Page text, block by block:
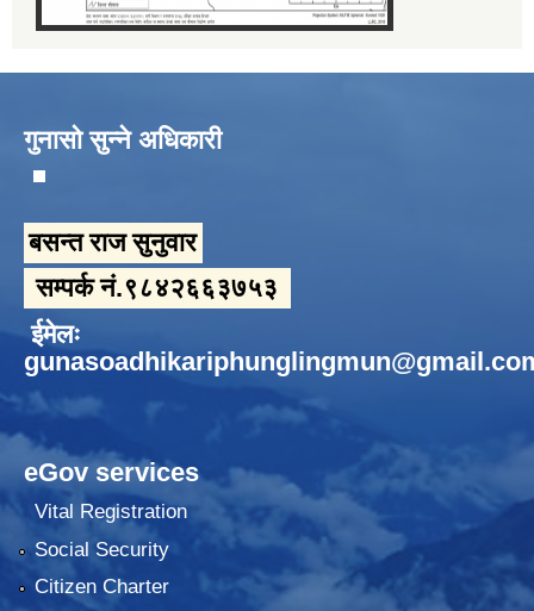
गुनासो सुन्ने अधिकारी
बसन्त राज सुनुवार
सम्पर्क नं.९८४२६६३७५३
ईमेलः
eGov services
Vital Registration
Social Security
Citizen Charter